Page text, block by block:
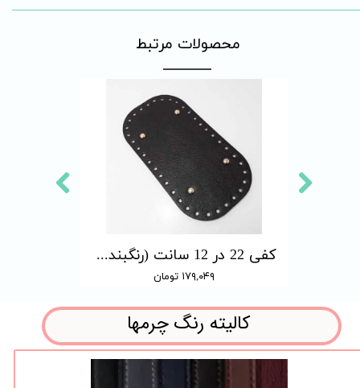
کفی 22 در 12 سانت (رنگبندی دارد)
۱۷۹,۰۴۹ تومان
​محصولات مرتبط
کالیته رنگ چرمها